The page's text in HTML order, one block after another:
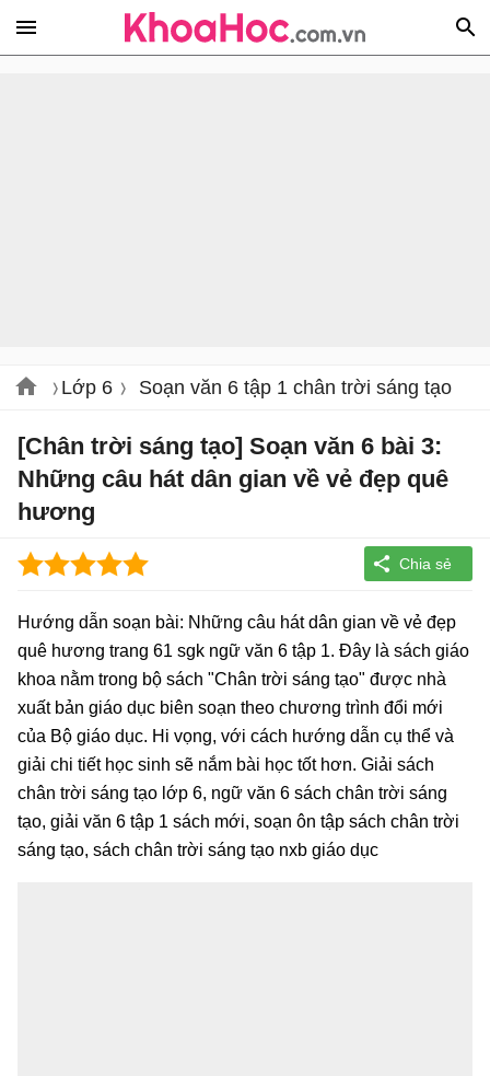
Lớp 6 Soạn văn 6 tập 1 chân trời sáng tạo
[Chân trời sáng tạo] Soạn văn 6 bài 3:
Những câu hát dân gian về vẻ đẹp quê
hương
Hướng dẫn soạn bài: Những câu hát dân gian về vẻ đẹp
quê hương trang 61 sgk ngữ văn 6 tập 1. Đây là sách giáo
khoa nằm trong bộ sách "Chân trời sáng tạo" được nhà
xuất bản giáo dục biên soạn theo chương trình đổi mới
của Bộ giáo dục. Hi vọng, với cách hướng dẫn cụ thể và
giải chi tiết học sinh sẽ nắm bài học tốt hơn. Giải sách
chân trời sáng tạo lớp 6, ngữ văn 6 sách chân trời sáng
tạo, giải văn 6 tập 1 sách mới, soạn ôn tập sách chân trời
sáng tạo, sách chân trời sáng tạo nxb giáo dục